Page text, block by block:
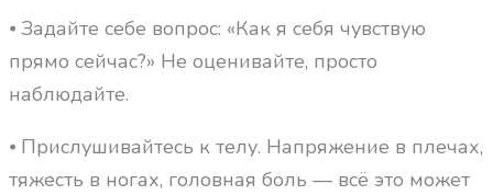
⦁ Задайте себе вопрос: «Как я себя чувствую
прямо сейчас?» Не оценивайте, просто
наблюдайте.
⦁ Прислушивайтесь к телу. Напряжение в плечах,
тяжесть в ногах, головная боль — всё это может